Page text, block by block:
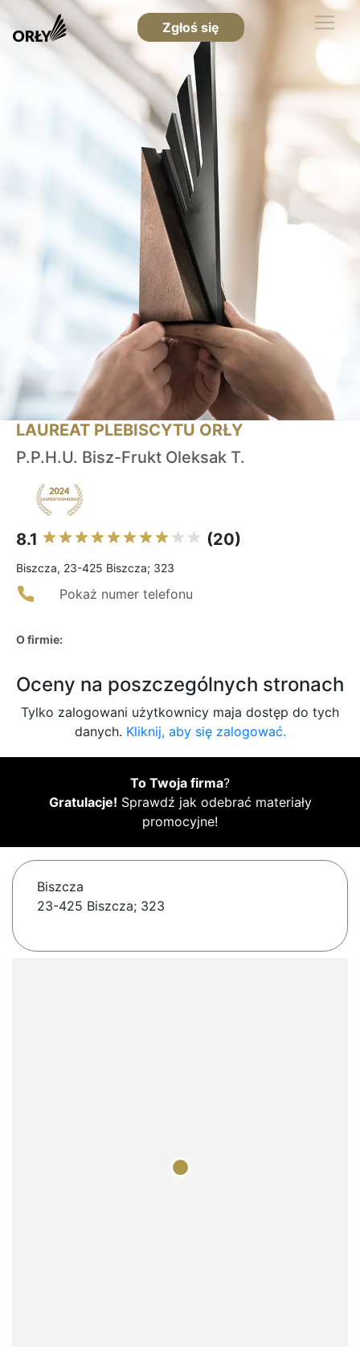
Zgłoś się
LAUREAT PLEBISCYTU ORŁY
P.P.H.U. Bisz-Frukt Oleksak T.
8.1 (20)
Biszcza, 23-425 Biszcza; 323
Pokaż numer telefonu
O firmie:
Oceny na poszczególnych stronach
Tylko zalogowani użytkownicy maja dostęp do tych
danych. Kliknij, aby się zalogować.
To Twoja firma?
Gratulacje! Sprawdź jak odebrać materiały
promocyjne!
Biszcza
23-425 Biszcza; 323